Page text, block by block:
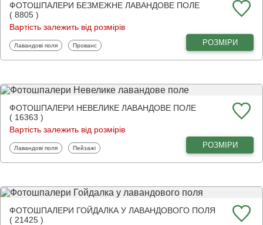
ФОТОШПАЛЕРИ БЕЗМЕЖНЕ ЛАВАНДОВЕ ПОЛЕ
( 8805 )
Вартість залежить від розмірів
Фотошпалери
Лавандові поля Фотошпалери
Прованс РОЗМІРИ
ФОТОШПАЛЕРИ НЕВЕЛИКЕ ЛАВАНДОВЕ ПОЛЕ
( 16363 )
Вартість залежить від розмірів
Фотошпалери
Лавандові поля Фотошпалери
Пейзажі РОЗМІРИ
ФОТОШПАЛЕРИ ГОЙДАЛКА У ЛАВАНДОВОГО ПОЛЯ
( 21425 )